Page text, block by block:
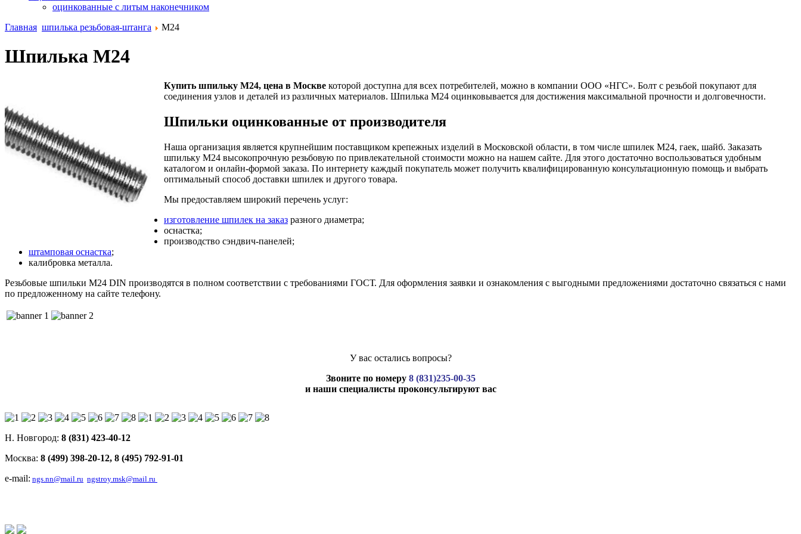
оцинкованные с литым наконечником
Главная шпилька резьбовая-штанга М24
Шпилька М24
Купить шпильку М24, цена в Москве которой доступна для всех потребителей, можно в компании ООО «НГС». Болт с резьбой покупают для
соединения узлов и деталей из различных материалов. Шпилька М24 оцинковывается для достижения максимальной прочности и долговечности.
Шпильки оцинкованные от производителя
Наша организация является крупнейшим поставщиком крепежных изделий в Московской области, в том числе шпилек М24, гаек, шайб. Заказать
шпильку М24 высокопрочную резьбовую по привлекательной стоимости можно на нашем сайте. Для этого достаточно воспользоваться удобным
каталогом и онлайн-формой заказа. По интернету каждый покупатель может получить квалифицированную консультационную помощь и выбрать
оптимальный способ доставки шпилек и другого товара.
Мы предоставляем широкий перечень услуг:
изготовление шпилек на заказ разного диаметра;
оснастка;
производство сэндвич-панелей;
штамповая оснастка;
калибровка металла.
Резьбовые шпильки М24 DIN производятся в полном соответствии с требованиями ГОСТ. Для оформления заявки и ознакомления с выгодными предложениями достаточно связаться с нами
по предложенному на сайте телефону.
У вас остались вопросы?
Звоните по номеру 8 (831)235-00-35
и наши специалисты проконсультируют вас
Н. Новгород: 8 (831) 423-40-12
Москва: 8 (499) 398-20-12, 8 (495) 792-91-01
e-mail: ngs.nn@mail.ru ngstroy.msk@mail.ru